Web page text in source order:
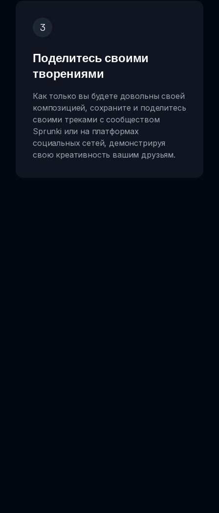
3
Поделитесь своими
творениями
Как только вы будете довольны своей
композицией, сохраните и поделитесь
своими треками с сообществом
Sprunki или на платформах
социальных сетей, демонстрируя
свою креативность вашим друзьям.